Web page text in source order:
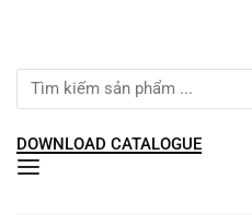
Search
for:
DOWNLOAD CATALOGUE